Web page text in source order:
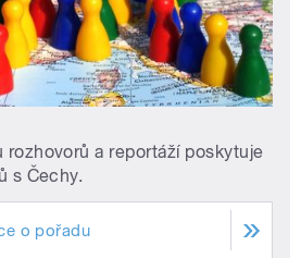
rozhovorů a reportáží poskytuje
s Čechy.
o pořadu